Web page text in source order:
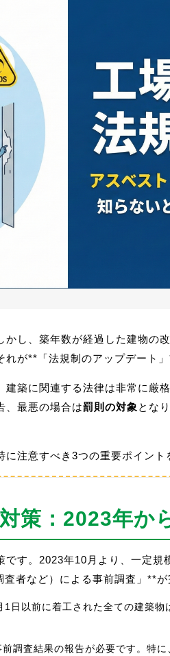
し、築年数が経過した建物の
が**「法規制のアップデート」
築に関連する法律は非常に厳
、最悪の場合は罰則の対象 とな
注意すべき3つの重要ポイント
策：2023年か
す。2023年10月より、一定規
者など）による事前調査」**が
日以前に着工された全ての建築物
調査結果の報告が必要です。特